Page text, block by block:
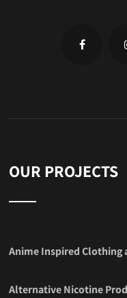
OUR PROJECTS
Anime Inspired Clothing
Alternative Nicotine